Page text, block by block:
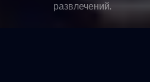
развлечений.